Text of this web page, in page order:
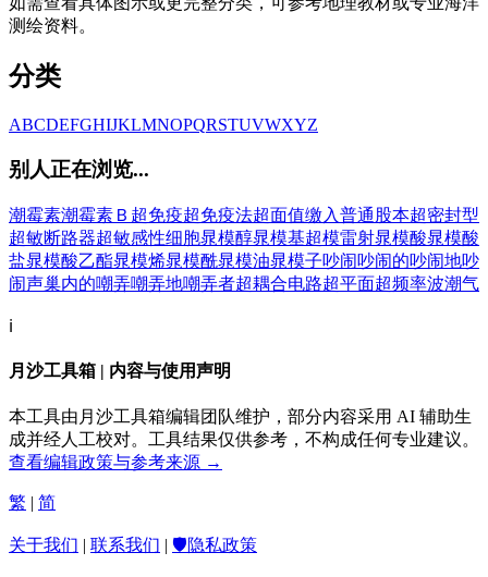
测绘资料。
分类
ABCDEFGHIJKLMNOPQRSTUVWXYZ
别人正在浏览...
潮霉素潮霉素Ｂ 超免疫超免疫法超面值缴入普通股本超密封型
超敏断路器超敏感性细胞晁模醇晁模基超模雷射晁模酸晁模酸
盐晁模酸乙酯晁模烯晁模酰晁模油晁模子吵闹吵闹的吵闹地吵
闹声巢内的嘲弄嘲弄地嘲弄者超耦合电路超平面超频率波潮气
ℹ️
月沙工具箱 | 内容与使用声明
本工具由月沙工具箱编辑团队维护，部分内容采用 AI 辅助生
成并经人工校对。工具结果仅供参考，不构成任何专业建议。
查看编辑政策与参考来源 →
繁 | 简
关于我们 | 联系我们 | 🛡️隐私政策